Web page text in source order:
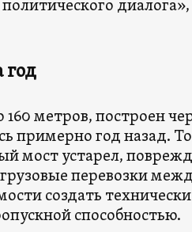
год
метров, построен
примерно год назад.
мост устарел,
перевозки
создать
способностью.